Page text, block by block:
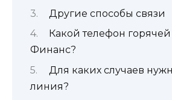
Другие способы связи
Какой телефон
Финанс?
Для каких случаев
линия?